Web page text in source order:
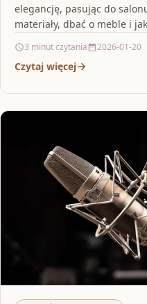
elegancję, pasując do
materiały, dbać o meble i
3 minut czytania 2026-01-20
Czytaj więcej